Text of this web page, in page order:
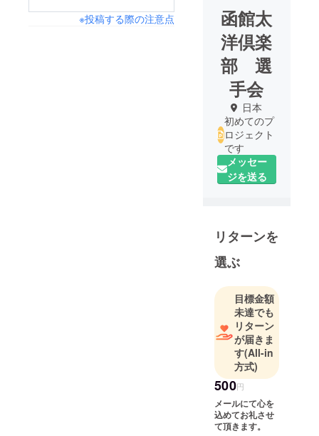
※投稿する際の注意点
函館太
洋倶楽
部 選
手会
日本
初めてのプ
ロジェクト
です
メッセー
ジを送る
リターンを
選ぶ
目標金額
未達でも
リターン
が届きま
す(All-in
方式)
500円
メールにて心を
込めてお礼させ
て頂きます。